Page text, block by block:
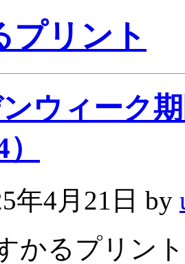
プリント
ウィーク
年4月21日 by
かるプリン